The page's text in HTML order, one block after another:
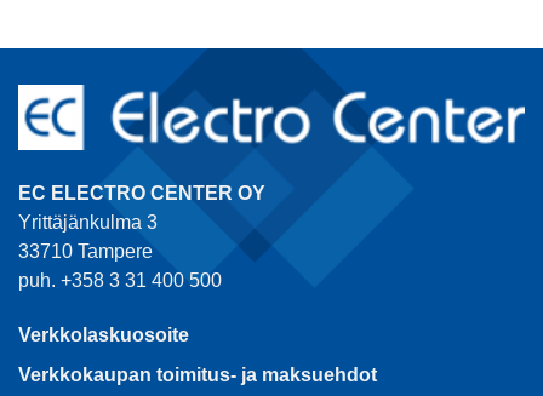
EC ELECTRO CENTER OY
Yrittäjänkulma 3
33710 Tampere
puh. +358 3 31 400 500
Verkkolaskuosoite
Verkkokaupan toimitus- ja maksuehdot